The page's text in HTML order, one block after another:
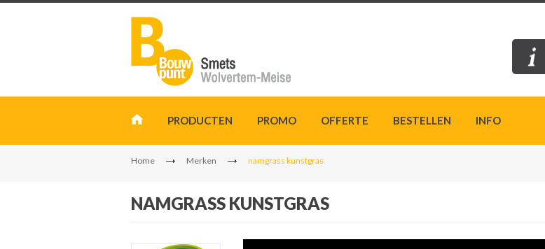
PRODUCTEN PROMO OFFERTE BESTELLEN INFO
Home Merken namgrass kunstgras
NAMGRASS KUNSTGRAS